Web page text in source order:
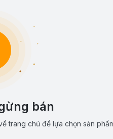
bán
trang chủ để lựa chọn sản